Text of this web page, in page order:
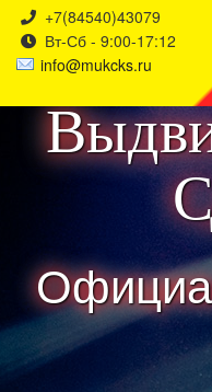
+7(84540)43079
Вт-Сб - 9:00-17:12
info@mukcks.ru